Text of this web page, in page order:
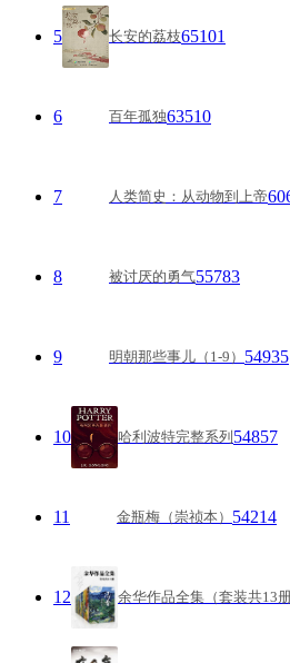
5 长安的荔枝65101
6 百年孤独63510
7 人类简史：从动物到上帝
8 被讨厌的勇气55783
9 明朝那些事儿（1-9） 54935
10 哈利波特完整系列 54857
11 金瓶梅（崇祯本） 54214
12 余华作品全集（套装共13册